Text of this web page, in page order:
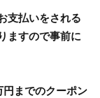
支払いをされる
ますので事前に
円までのクーポン